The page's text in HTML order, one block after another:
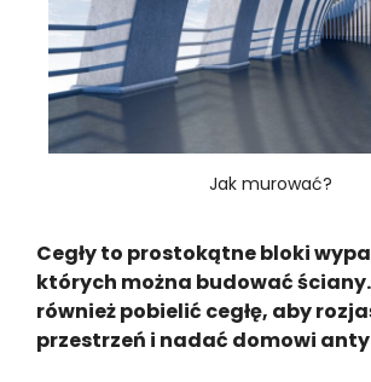
Jak murować?
Cegły to prostokątne bloki
których można budować ściany.
również pobielić cegłę, aby
przestrzeń i nadać domowi